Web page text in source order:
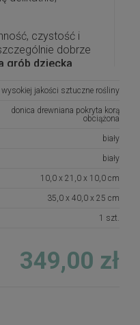
czystość i
dobrze
grób dziecka
wzruszająca,
Naturalny
z zielenią oraz
kwiatów
przez długi
pamięci lub
pamiątkową
wysokiej jakości sztuczne rośliny
donica drewniana pokryta korą
obciążona
biały
biały
10,0 x 21,0 x 10,0 cm
35,0 x 40,0 x 25 cm
1 szt.
349,00 zł